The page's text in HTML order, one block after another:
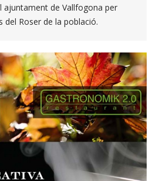
ajuntament de Vallfogona per
del Roser de la població.